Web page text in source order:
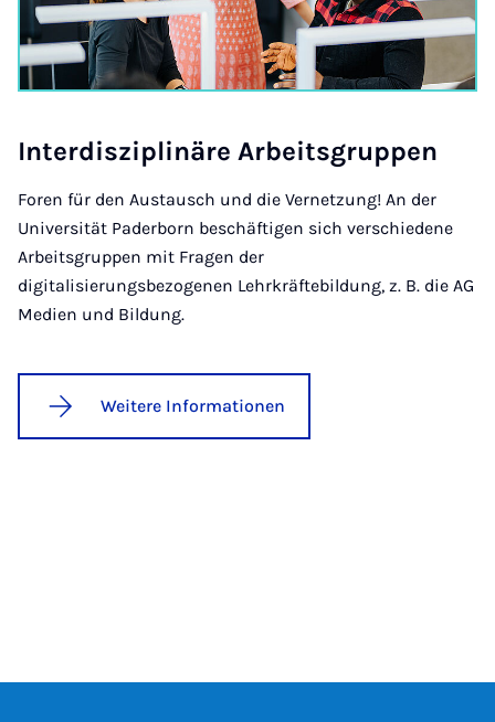
In­ter­d­iszip­linäre Arbeits­grup­pen
Foren für den Austausch und die Vernetzung! An der
Universität Paderborn beschäftigen sich verschiedene
Arbeitsgruppen mit Fragen der
digitalisierungsbezogenen Lehrkräftebildung, z. B. die AG
Medien und Bildung.
Weitere Informationen